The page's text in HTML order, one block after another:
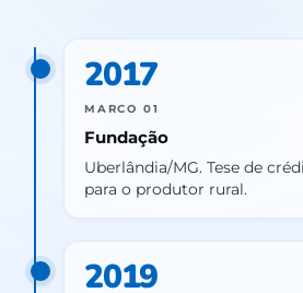
2017
MARCO 01
Fundação
Uberlândia/MG. Tese de
para o produtor rural.
2019